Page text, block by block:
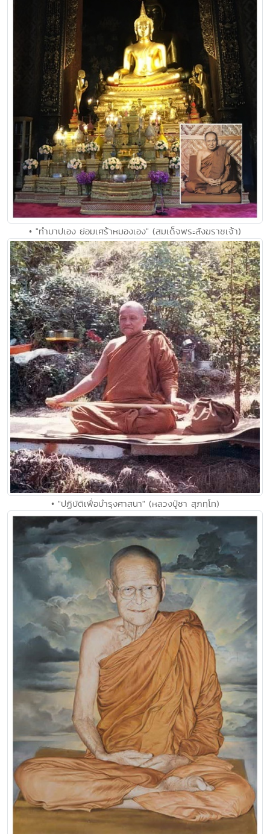
• "ทำบาปเอง ย่อมเศร้าหมองเอง" (สมเด็จพระสังฆราชเจ้า)
• "ปฏิบัติเพื่อบำรุงศาสนา" (หลวงปู่ชา สุภทฺโท)